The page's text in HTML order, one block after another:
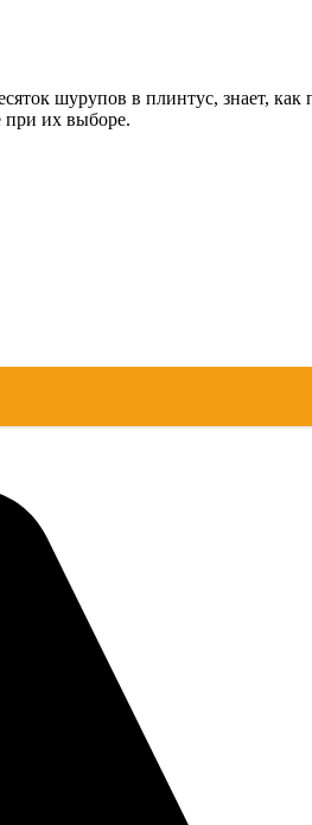
шурупов в плинтус, знает,
при их выборе.